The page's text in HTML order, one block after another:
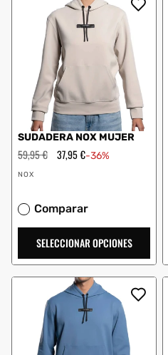
SUDADERA NOX MUJER
Precio
habitual
59,95 € Precio
de
37,95 €-36%
Proveedor:
NOX
Comparar
SELECCIONAR OPCIONES